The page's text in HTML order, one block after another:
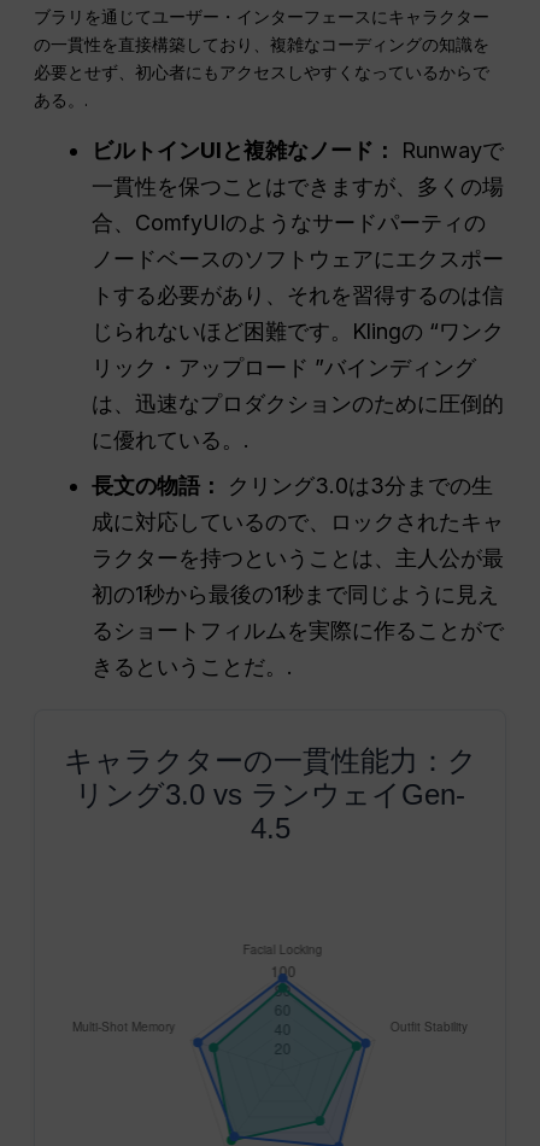
ブラリを通じてユーザー・インターフェースにキャラクター
の一貫性を直接構築しており、複雑なコーディングの知識を
必要とせず、初心者にもアクセスしやすくなっているからで
ある。.
ビルトインUIと複雑なノード：
Runwayで
一貫性を保つことはできますが、多くの場
合、ComfyUIのようなサードパーティの
ノードベースのソフトウェアにエクスポー
トする必要があり、それを習得するのは信
じられないほど困難です。Klingの “ワンク
リック・アップロード ”バインディング
は、迅速なプロダクションのために圧倒的
に優れている。.
長文の物語：
クリング3.0は3分までの生
成に対応しているので、ロックされたキャ
ラクターを持つということは、主人公が最
初の1秒から最後の1秒まで同じように見え
るショートフィルムを実際に作ることがで
きるということだ。.
キャラクターの一貫性能力：ク
リング3.0 vs ランウェイGen-
4.5